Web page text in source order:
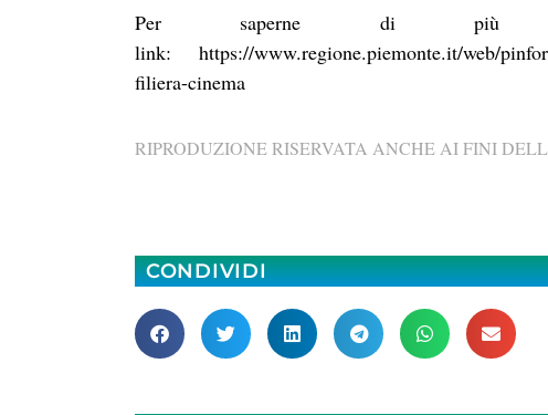
Per saperne di più
link: https://www.regione.piemonte.it/web/
filiera-cinema
RIPRODUZIONE RISERVATA ANCHE AI FINI
CONDIVIDI